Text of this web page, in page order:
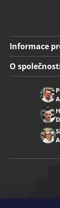
Informace
Doprava a platba
Obchodní
Reklamace
Zpracování
O